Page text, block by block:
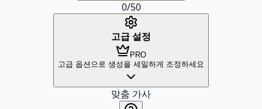
0/50
고급 설정
PRO
고급 옵션으로 생성을 세밀하게 조정하세요
맞춤 가사